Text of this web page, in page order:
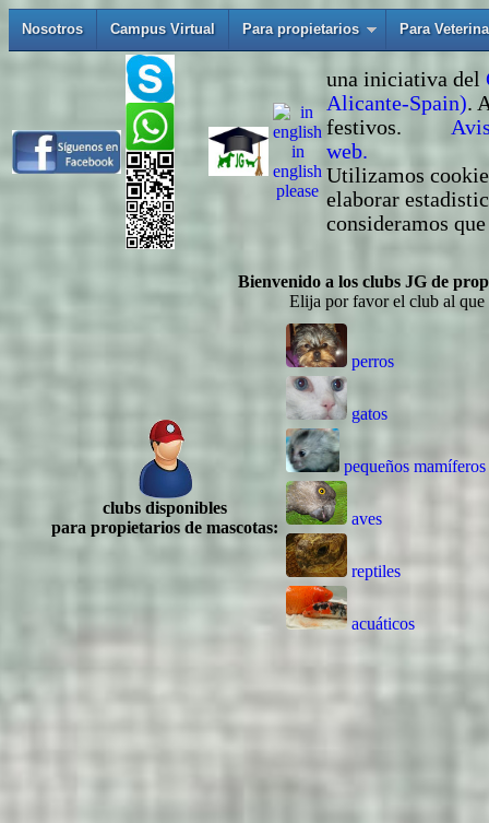
Nosotros Campus Virtual Para propietarios Para
in
english
please
una iniciativa del
Alicante-Spain).
festivos.
web.
Utilizamos
elaborar
consideramos
Bienvenido a los clubs JG de
Elija por favor el club al que
clubs disponibles
para propietarios de mascotas:
perros
gatos
pequeños mamíferos
aves
reptiles
acuáticos